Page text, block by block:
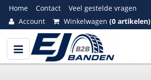
Home Contact
Veel gestelde vragen
Account
Winkelwagen (0 artikelen)